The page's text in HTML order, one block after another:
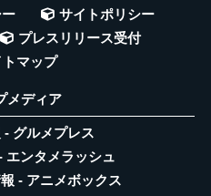
サイトポリシー
プレスリリース受付
トマップ
メディア
- グルメプレス
エンタメラッシュ
- アニメボックス